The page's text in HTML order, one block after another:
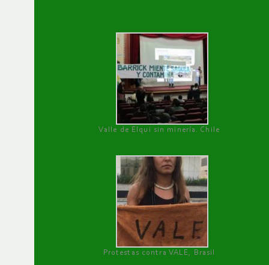
Valle de Elqui sin minería. Chile
Protestas contra VALE, Brasil